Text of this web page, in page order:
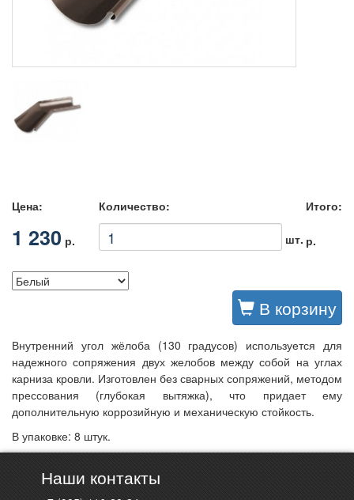
Цена:
1 230 р.
Количество:
шт.
Итого:
р.
В корзину
Внутренний угол жёлоба (130 градусов) используется для
надежного сопряжения двух желобов между собой на углах
карниза кровли. Изготовлен без сварных сопряжений, методом
прессования (глубокая вытяжка), что придает ему
дополнительную коррозийную и механическую стойкость.
В упаковке: 8 штук.
Наши контакты